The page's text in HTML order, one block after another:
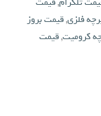
فلزی,قیمت بروز
کرومیت,قیمت